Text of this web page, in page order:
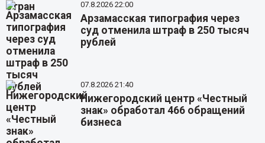
07.8.2026 22:00
Арзамасская типография через
суд отменила штраф в 250 тысяч
рублей
07.8.2026 21:40
Нижегородский центр «Честный
знак» обработал 466 обращений
бизнеса